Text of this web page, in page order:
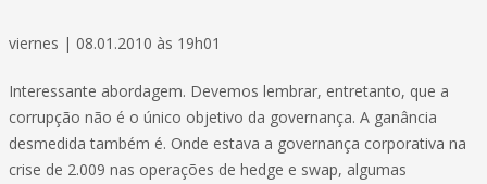
viernes | 08.01.2010 às 19h01
Interessante abordagem. Devemos lembrar, entretanto, que a
corrupção não é o único objetivo da governança. A ganância
desmedida também é. Onde estava a governança corporativa na
crise de 2.009 nas operações de hedge e swap, algumas